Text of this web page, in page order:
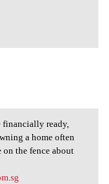
financially ready,
a home often
on the fence about